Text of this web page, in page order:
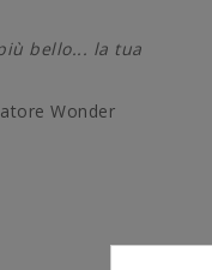
bello... la tua
Wonder